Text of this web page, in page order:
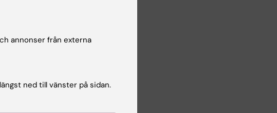
annonser från externa
ned till vänster på sidan.